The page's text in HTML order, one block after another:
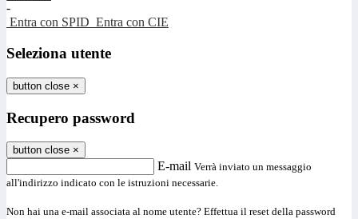
-
Entra con SPID Entra con CIE
Seleziona utente
button close ×
Recupero password
button close ×
E-mail Verrà inviato un messaggio
all'indirizzo indicato con le istruzioni necessarie.
Non hai una e-mail associata al nome utente? Effettua il reset della password